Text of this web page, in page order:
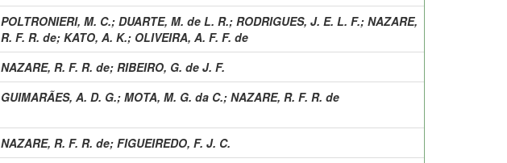
POLTRONIERI, M. C.; DUARTE, M. de L. R.; RODRIGUES, J. E. L. F.; NAZARE,
R. F. R. de; KATO, A. K.; OLIVEIRA, A. F. F. de
NAZARE, R. F. R. de; RIBEIRO, G. de J. F.
GUIMARÃES, A. D. G.; MOTA, M. G. da C.; NAZARE, R. F. R. de
NAZARE, R. F. R. de; FIGUEIREDO, F. J. C.